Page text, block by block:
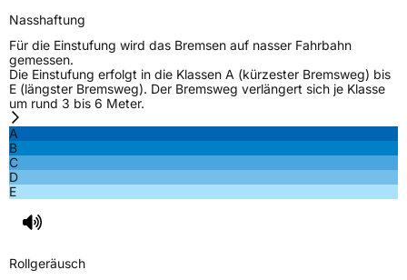
Nasshaftung
Für die Einstufung wird das Bremsen auf nasser Fahrbahn
gemessen.
Die Einstufung erfolgt in die Klassen A (kürzester Bremsweg) bis
E (längster Bremsweg). Der Bremsweg verlängert sich je Klasse
um rund 3 bis 6 Meter.
A
B
C
D
E
Rollgeräusch